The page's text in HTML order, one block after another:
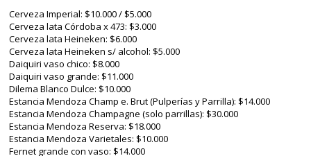
Cerveza Imperial: $10.000 / $5.000
Cerveza lata Córdoba x 473: $3.000
Cerveza lata Heineken: $6.000
Cerveza lata Heineken s/ alcohol: $5.000
Daiquiri vaso chico: $8.000
Daiquiri vaso grande: $11.000
Dilema Blanco Dulce: $10.000
Estancia Mendoza Champ e. Brut (Pulperías y Parrilla): $14.000
Estancia Mendoza Champagne (solo parrillas): $30.000
Estancia Mendoza Reserva: $18.000
Estancia Mendoza Varietales: $10.000
Fernet grande con vaso: $14.000